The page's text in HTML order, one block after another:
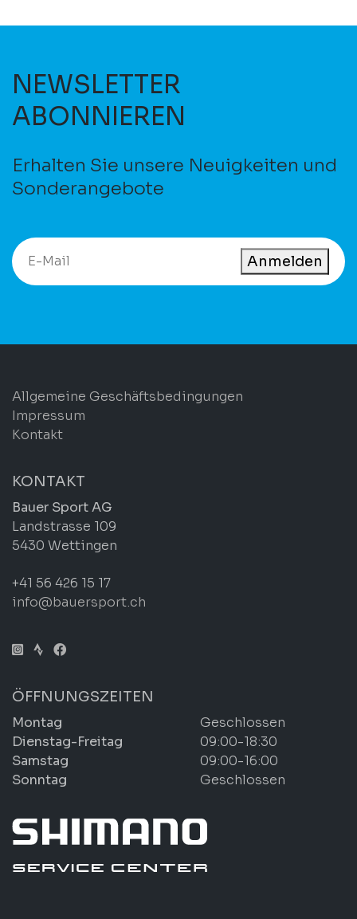
NEWSLETTER
ABONNIEREN
Erhalten Sie unsere Neuigkeiten und
Sonderangebote
Anmelden
Allgemeine Geschäftsbedingungen
Impressum
Kontakt
KONTAKT
Bauer Sport AG
Landstrasse 109
5430 Wettingen
+41 56 426 15 17
info@bauersport.ch
ÖFFNUNGSZEITEN
Montag
Geschlossen
Dienstag-Freitag
09:00-18:30
Samstag
09:00-16:00
Sonntag
Geschlossen